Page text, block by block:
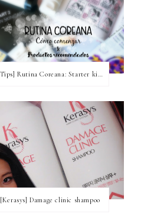
[Tips] Rutina Coreana: Starter kit para comenzar ~ Productos recomendados
[Kerasys] Damage clinic shampoo